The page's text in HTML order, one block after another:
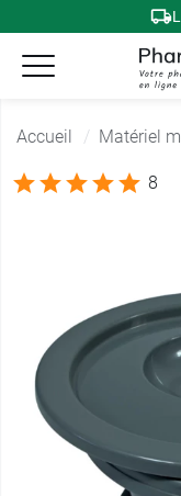
Accueil Matériel
8